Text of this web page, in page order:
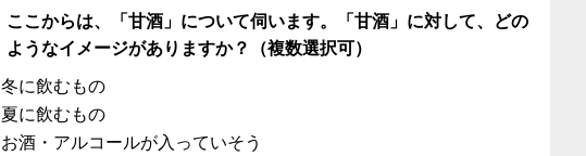
ここからは、「甘酒」について伺います。「甘酒」に対して、どの
ようなイメージがありますか？（複数選択可）
冬に飲むもの
夏に飲むもの
お酒・アルコールが入っていそう